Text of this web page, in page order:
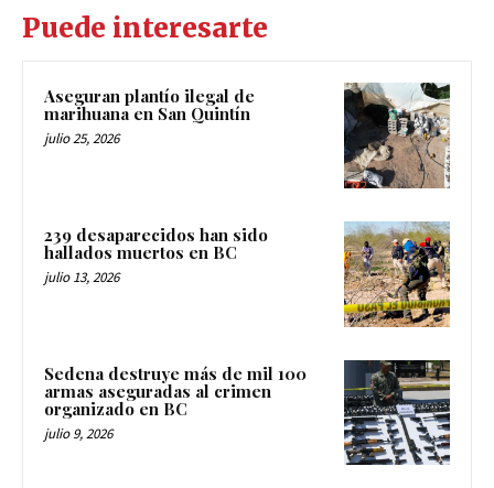
Puede interesarte
Aseguran plantío ilegal de
marihuana en San Quintín
julio 25, 2026
239 desaparecidos han sido
hallados muertos en BC
julio 13, 2026
Sedena destruye más de mil 100
armas aseguradas al crimen
organizado en BC
julio 9, 2026